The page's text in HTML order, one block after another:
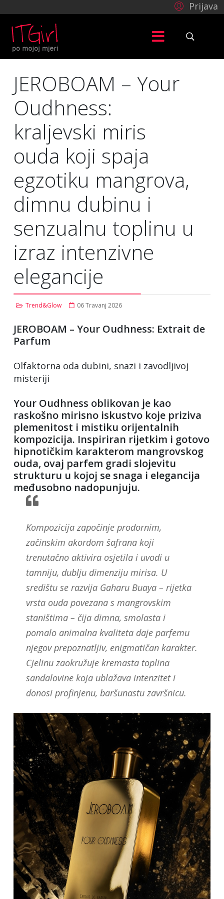
Prijava
JEROBOAM – Your
Oudhness:
kraljevski miris
ouda koji spaja
egzotiku mangrova,
dimnu dubinu i
senzualnu toplinu u
izraz intenzivne
elegancije
Trend&Glow 06 Travanj 2026
JEROBOAM – Your Oudhness: Extrait de
Parfum
Olfaktorna oda dubini, snazi i zavodljivoj
misteriji
Your Oudhness oblikovan je kao
raskošno mirisno iskustvo koje priziva
plemenitost i mistiku orijentalnih
kompozicija. Inspiriran rijetkim i gotovo
hipnotičkim karakterom mangrovskog
ouda, ovaj parfem gradi slojevitu
strukturu u kojoj se snaga i elegancija
međusobno nadopunjuju.
Kompozicija započinje prodornim,
začinskim akordom šafrana koji
trenutačno aktivira osjetila i uvodi u
tamniju, dublju dimenziju mirisa. U
središtu se razvija Gaharu Buaya – rijetka
vrsta ouda povezana s mangrovskim
staništima – čija dimna, smolasta i
pomalo animalna kvaliteta daje parfemu
njegov prepoznatljiv, enigmatičan karakter.
Cjelinu zaokružuje kremasta toplina
sandalovine koja ublažava intenzitet i
donosi profinjenu, baršunastu završnicu.